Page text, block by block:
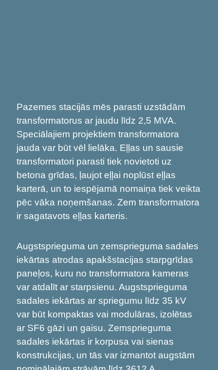
Pazemes stacijās mēs parasti uzstādām
transformatorus ar jaudu līdz 2,5 MVA.
Speciālajiem projektiem transformatora
jauda var būt vēl lielāka. Eļļas un sausie
transformatori parasti tiek novietoti uz
betona grīdas, ļaujot eļļai noplūst eļļas
karterā, un to iespējamā nomaiņa tiek veikta
pēc vāka noņemšanas. Zem transformatora
ir sagatavots eļļas karteris.
Augstsprieguma un zemsprieguma sadales
iekārtas atrodas apakšstacijas starpgrīdas
paneļos, kuru no transformatora kameras
var atdalīt ar starpsienu. Augstsprieguma
sadales iekārtas ar spriegumu līdz 35 kV
var būt kompaktas vai modulāras, izolētas
ar SF6 gāzi un gaisu. Zemsprieguma
sadales iekārtas ir korpusa vai sienas
konstrukcijas, un tās var izmantot augstām